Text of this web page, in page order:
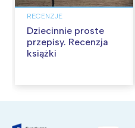
RECENZJE
Dziecinnie proste
przepisy. Recenzja
książki